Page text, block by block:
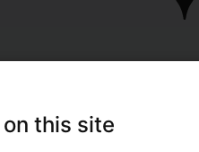
this site